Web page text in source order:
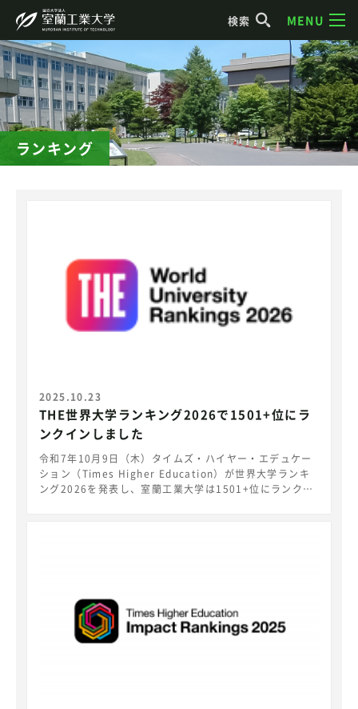
検索 MENU
ランキング
2025.10.23
THE世界大学ランキング2026で1501+位にラ
ンクインしました
令和7年10月9日（木）タイムズ・ハイヤー・エデュケー
ション（Times Higher Education）が世界大学ランキ
ング2026を発表し、室蘭工業大学は1501+位にランクイ
境）、 Research Quality（研究の質）、 Industry（産
業）、 International Outlook（国際性）の観点から評
価するもので、International Outlook（国際性）の分
野にて国内のランクインした115大学中19位という高い